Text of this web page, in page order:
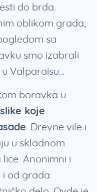
do brda.
oblikom grada,
sa
smo izabrali
Valparaisu…
boravka u
koje
. Drevne vile i
u skladnom
Anonimni i
i od grada